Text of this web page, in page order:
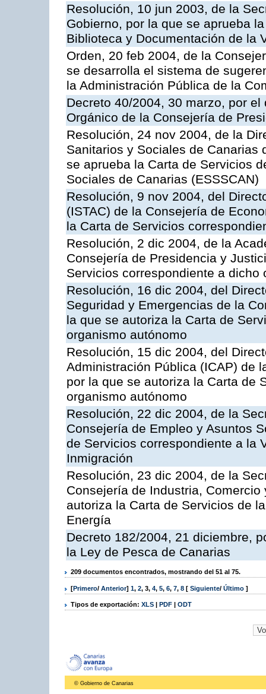
Resolución, 10 jun 2003, de la
Gobierno, por la que se aprueba
Biblioteca y Documentación de la
Orden, 20 feb 2004, de la
se desarrolla el sistema de
la Administración Pública de la
Decreto 40/2004, 30 marzo, por
Orgánico de la Consejería de
Resolución, 24 nov 2004, de la
Sanitarios y Sociales de Canarias
se aprueba la Carta de Servicios
Sociales de Canarias (ESSSCAN)
Resolución, 9 nov 2004, del
(ISTAC) de la Consejería de
la Carta de Servicios
Resolución, 2 dic 2004, de la
Consejería de Presidencia y
Servicios correspondiente a dicho
Resolución, 16 dic 2004, del
Seguridad y Emergencias de la
la que se autoriza la Carta de
organismo autónomo
Resolución, 15 dic 2004, del
Administración Pública (ICAP) de
por la que se autoriza la Carta de
organismo autónomo
Resolución, 22 dic 2004, de la
Consejería de Empleo y Asuntos
de Servicios correspondiente a la
Inmigración
Resolución, 23 dic 2004, de la
Consejería de Industria,
autoriza la Carta de Servicios de
Energía
Decreto 182/2004, 21 diciembre,
la Ley de Pesca de Canarias
209 documentos encontrados, mostrando del 51 al 75.
[Primero/ Anterior] 1, 2, 3, 4, 5, 6, 7, 8 [ Siguiente/ Último ]
Tipos de exportación: XLS | PDF | ODT
© Gobierno de Canarias